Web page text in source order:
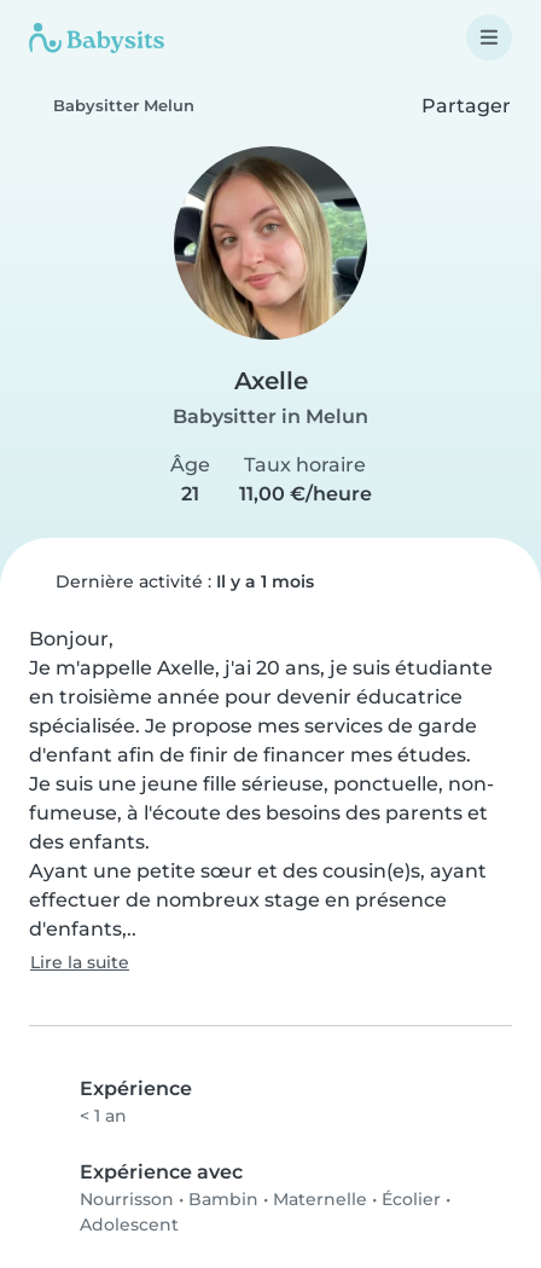
Babysitter Melun Partager
Axelle
Babysitter in Melun
Âge
21
Taux horaire
11,00 €/heure
Dernière activité : Il y a 1 mois
Bonjour,
Je m'appelle Axelle, j'ai 20 ans, je suis étudiante
en troisième année pour devenir éducatrice
spécialisée. Je propose mes services de garde
d'enfant afin de finir de financer mes études.
Je suis une jeune fille sérieuse, ponctuelle, non-
fumeuse, à l'écoute des besoins des parents et
des enfants.
Ayant une petite sœur et des cousin(e)s, ayant
effectuer de nombreux stage en présence
d'enfants,..
Lire la suite
Expérience
< 1 an
Expérience avec
Nourrisson • Bambin • Maternelle • Écolier •
Adolescent